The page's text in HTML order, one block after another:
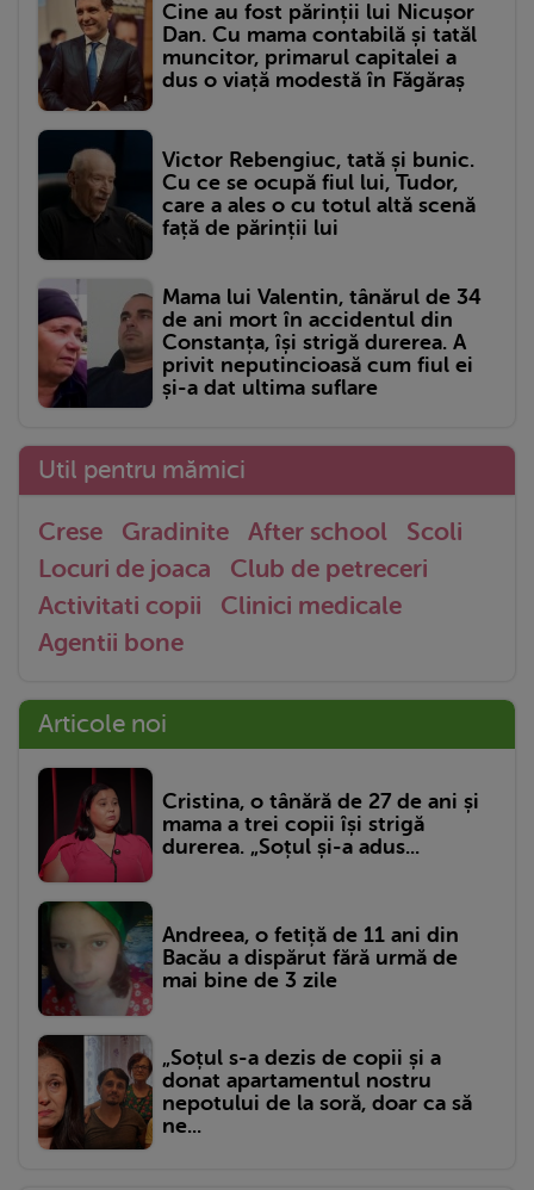
Cine au fost părinții lui Nicușor
Dan. Cu mama contabilă și tatăl
muncitor, primarul capitalei a
dus o viață modestă în Făgăraș
Victor Rebengiuc, tată și bunic.
Cu ce se ocupă fiul lui, Tudor,
care a ales o cu totul altă scenă
față de părinții lui
Mama lui Valentin, tânărul de 34
de ani mort în accidentul din
Constanța, își strigă durerea. A
privit neputincioasă cum fiul ei
și-a dat ultima suflare
Util pentru mămici
Crese Gradinite After school
Scoli
Locuri de joaca
Club de petreceri
Activitati copii
Clinici medicale
Agentii bone
Articole noi
Cristina, o tânără de 27 de ani și
mama a trei copii își strigă
durerea. „Soțul și-a adus...
Andreea, o fetiță de 11 ani din
Bacău a dispărut fără urmă de
mai bine de 3 zile
„Soțul s-a dezis de copii și a
donat apartamentul nostru
nepotului de la soră, doar ca să
ne...